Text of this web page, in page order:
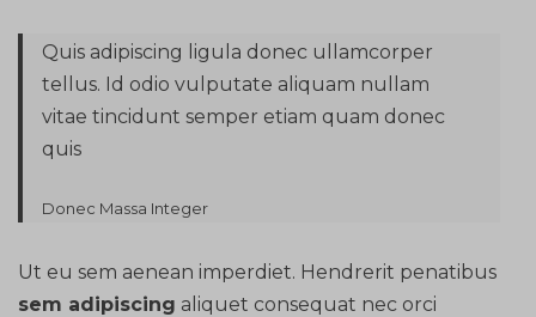
Quis adipiscing ligula donec ullamcorper
tellus. Id odio vulputate aliquam nullam
vitae tincidunt semper etiam quam donec
quis
Donec Massa Integer
Ut eu sem aenean imperdiet. Hendrerit penatibus
sem adipiscing aliquet consequat nec orci